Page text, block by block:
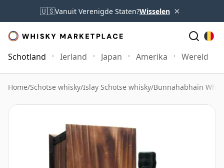
🇺🇸Vanuit Verenigde Staten?Wisselen ×
Schotland Ierland Japan Amerika Wereld
Home/Schotse whisky/Islay Schotse whisky/Bunnahabhain